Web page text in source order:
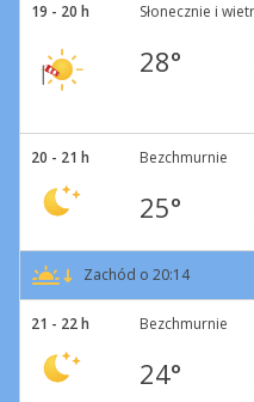
19 - 20 h Słonecznie i
28°
20 - 21 h Bezchmurnie
25°
Zachód o 20:14
21 - 22 h Bezchmurnie
24°